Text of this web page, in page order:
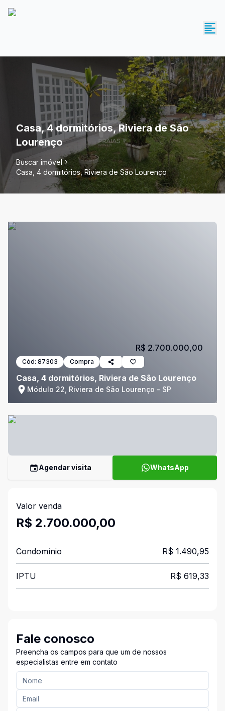
Casa, 4 dormitórios, Riviera de São
Lourenço
Buscar imóvel
Casa, 4 dormitórios, Riviera de São Lourenço
Cód: 87303 Compra
Casa, 4 dormitórios, Riviera de São Lourenço
Módulo 22, Riviera de São Lourenço - SP
R$ 2.700.000,00
Agendar visita WhatsApp
Valor venda
R$ 2.700.000,00
Condomínio R$ 1.490,95
IPTU R$ 619,33
Fale conosco
Preencha os campos para que um de nossos
especialistas entre em contato